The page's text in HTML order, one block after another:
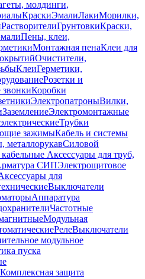
молдинги,
КраскиЭмалиЛакиМорилки,
РастворителиГрунтовкиКраски,
Пены, клеи,
Монтажная пенаКлеи для
Очистители,
КлеиГерметики,
Розетки и
звонкиКоробки
ЭлектропатроныВилки,
ЗаземлениеЭлектромонтажные
Трубки
зажимыКабель и системы
металлорукавСиловой
Аксессуары для труб,
СИПЭлектрощитовое
для
Выключатели
Аппаратура
Частотные
Модульная
РелеВыключатели
модульное
пуска
Комплексная защита